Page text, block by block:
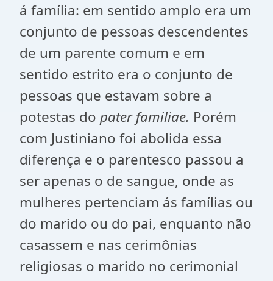
á família: em sentido amplo era um
conjunto de pessoas descendentes
de um parente comum e em
sentido estrito era o conjunto de
pessoas que estavam sobre a
potestas do pater familiae. Porém
com Justiniano foi abolida essa
diferença e o parentesco passou a
ser apenas o de sangue, onde as
mulheres pertenciam ás famílias ou
do marido ou do pai, enquanto não
casassem e nas cerimônias
religiosas o marido no cerimonial